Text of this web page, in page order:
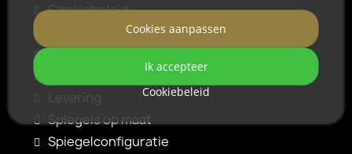
Cookiebeleid
Nieuwsbriefreglement
Betaalmethoden
Levering
Spiegels op maat
Spiegelconfiguratie
Cookiebeleid
Cookies aanpassen
Ik accepteer